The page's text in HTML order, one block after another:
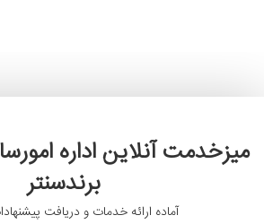
میزخدمت آنلاین اداره
برندسنتر
آماده ارائه خدمات و دریافت